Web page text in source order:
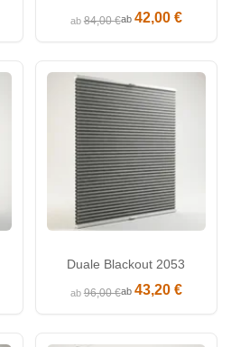
ab84,00 €ab 42,00 €
Duale Blackout 2053
ab96,00 €ab 43,20 €